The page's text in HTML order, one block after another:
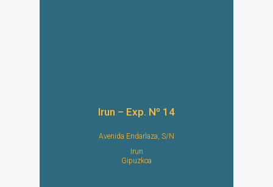
Irun – Exp. Nº 14
Avenida Endarlaza, S/N
Irun
Gipuzkoa